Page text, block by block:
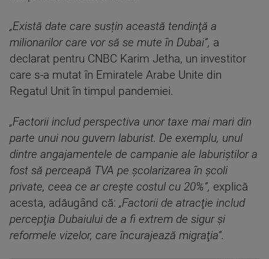
„Există date care susțin această tendinţă a
milionarilor care vor să se mute în Dubai”, a
declarat pentru CNBC Karim Jetha, un investitor
care s-a mutat în Emiratele Arabe Unite din
Regatul Unit în timpul pandemiei.
„Factorii includ perspectiva unor taxe mai mari din
parte unui nou guvern laburist. De exemplu, unul
dintre angajamentele de campanie ale laburiştilor a
fost să perceapă TVA pe şcolarizarea în şcoli
private, ceea ce ar creşte costul cu 20%”, explică
acesta, adăugând că: „Factorii de atracţie includ
percepţia Dubaiului de a fi extrem de sigur şi
reformele vizelor, care încurajează migraţia”.